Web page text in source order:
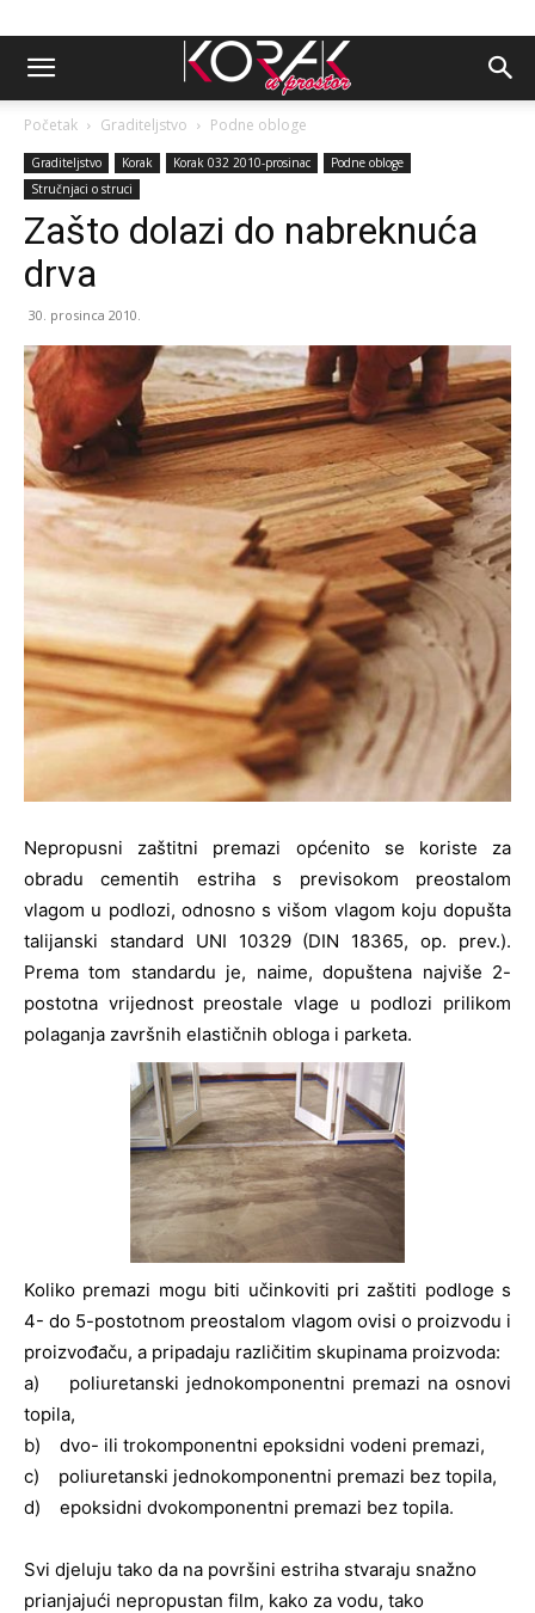
Početak Graditeljstvo Podne obloge
Graditeljstvo Korak Korak 032 2010-prosinac
Podne obloge
Stručnjaci o struci
Zašto dolazi do nabreknuća
drva
30. prosinca 2010.
Nepropusni zaštitni premazi općenito se koriste za
obradu cementih estriha s previsokom preostalom
vlagom u podlozi, odnosno s višom vlagom koju dopušta
talijanski standard UNI 10329 (DIN 18365, op. prev.).
Prema tom standardu je, naime, dopuštena najviše 2-
postotna vrijednost preostale vlage u podlozi prilikom
polaganja završnih elastičnih obloga i parketa.
Koliko premazi mogu biti učinkoviti pri zaštiti podloge s
4- do 5-postotnom preostalom vlagom ovisi o proizvodu i
proizvođaču, a pripadaju različitim skupinama proizvoda:
a) poliuretanski jednokomponentni premazi na osnovi
topila,
b) dvo- ili trokomponentni epoksidni vodeni premazi,
c) poliuretanski jednokomponentni premazi bez topila,
d) epoksidni dvokomponentni premazi bez topila.
Svi djeluju tako da na površini estriha stvaraju snažno
prianjajući nepropustan film, kako za vodu, tako